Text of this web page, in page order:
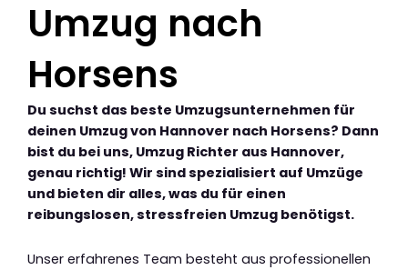
Umzug nach
Horsens
Du suchst das beste Umzugsunternehmen für
deinen Umzug von Hannover nach Horsens? Dann
bist du bei uns, Umzug Richter aus Hannover,
genau richtig! Wir sind spezialisiert auf Umzüge
und bieten dir alles, was du für einen
reibungslosen, stressfreien Umzug benötigst.
Unser erfahrenes Team besteht aus professionellen